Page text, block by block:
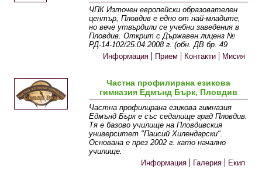
ЧПК Източен европейски образователен
център, Пловдив е едно от най-младите,
но вече утвърдили се учебни заведения в
Пловдив. Открит с Държавен лиценз №
РД-14-102/25.04.2008 г. (обн. ДВ бр. 49
Информация
Прием Контакти Мисия
Частна профилирана езикова
гимназия Едмънд Бърк, Пловдив
Частна профилирана езикова гимназия
Едмънд Бърк е със седалище град Пловдив.
Тя е базово училище на Пловдивския
университет "Паисий Хилендарски".
Основана е през 2002 г. като начално
училище.
Информация
Галерия Екип